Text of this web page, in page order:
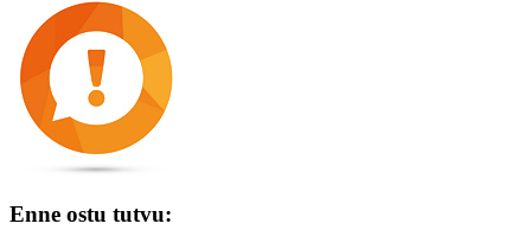
Enne ostu tutvu: